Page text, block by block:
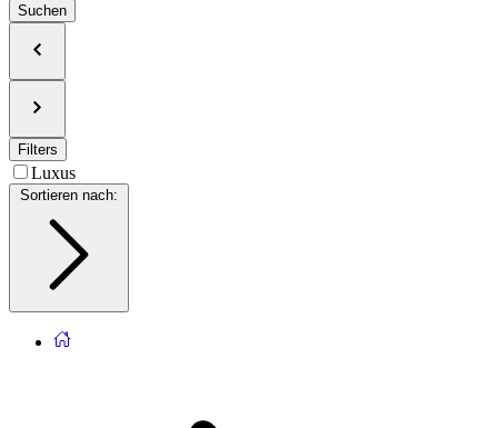
Suchen
Filters
Luxus
Sortieren nach